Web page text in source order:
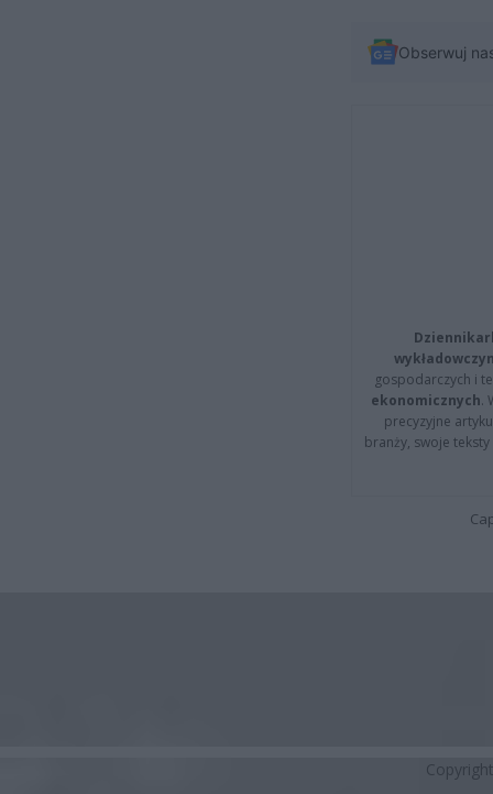
Obserwuj
gospodarczych i
ekonomicznych.
precyzyjne
branży, swoje